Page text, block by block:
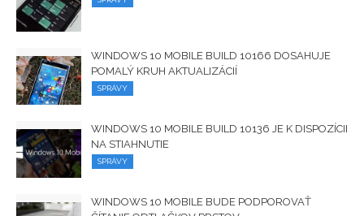
WINDOWS 10 MOBILE BUILD 10166 DOSAHUJE
POMALÝ KRUH AKTUALIZÁCIÍ
SPRÁVY
WINDOWS 10 MOBILE BUILD 10136 JE K DISPOZÍCII
NA STIAHNUTIE
SPRÁVY
WINDOWS 10 MOBILE BUDE PODPOROVAŤ